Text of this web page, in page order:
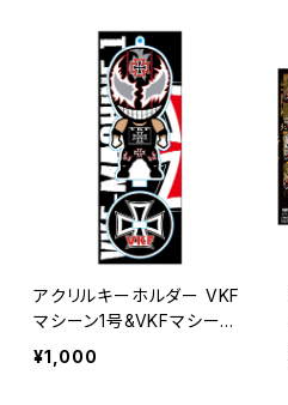
アクリルキーホルダー VKF
マシーン1号&VKFマシーン3
号
¥1,000